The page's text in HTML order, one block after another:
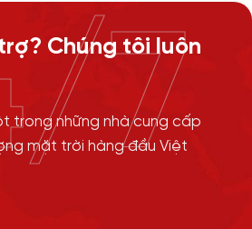
Chúng tôi luôn
trong những nhà cung cấp
mặt trời hàng đầu Việt
7